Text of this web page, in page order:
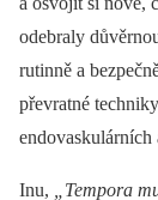
odebraly
rutinně a
převratné
Inu, „Tempora